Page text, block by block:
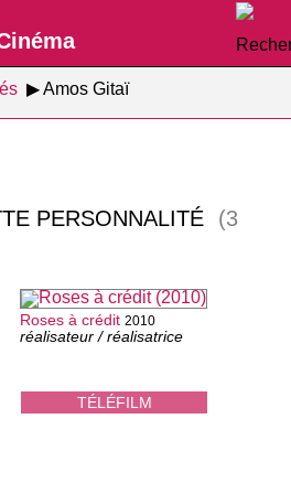
Amos Gitaï
PERSONNALITÉ
(3
TÉLÉFILM
Roses à crédit 2010
réalisateur / réalisatrice